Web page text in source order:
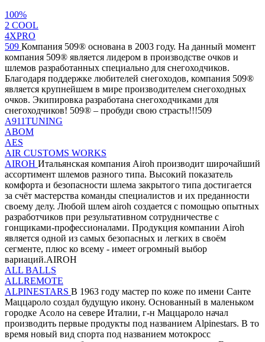
100%
2 СOOL
4XPRO
509 Компания 509® основана в 2003 году. На данный момент
компания 509® является лидером в производстве очков и
шлемов разработанных специально для снегоходчиков.
Благодаря поддержке любителей снегоходов, компания 509®
является крупнейшем в мире производителем снегоходных
очков. Экипировка разработана снегоходчиками для
снегоходчиков! 509® – пробуди свою страсть!!!509
A911TUNING
ABOM
AES
AIR CUSTOMS WORKS
AIROH Итальянская компания Airoh производит широчайший
ассортимент шлемов разного типа. Высокий показатель
комфорта и безопасности шлема закрытого типа достигается
за счёт мастерства команды специалистов и их преданности
своему делу. Любой шлем airoh создается с помощью опытных
разработчиков при результативном сотрудничестве с
гонщиками-профессионалами. Продукция компании Airoh
является одной из самых безопасных и легких в своём
сегменте, плюс ко всему - имеет огромный выбор
вариаций.AIROH
ALL BALLS
ALLREMOTE
ALPINESTARS В 1963 году мастер по коже по имени Санте
Маццароло создал будущую икону. Основанный в маленьком
городке Асоло на севере Италии, г-н Маццароло начал
производить первые продукты под названием Alpinestars. В то
время новый вид спорта под названием мотокросс